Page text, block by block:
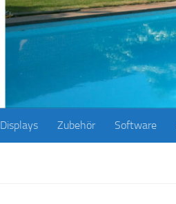
Displays Zubehör Software